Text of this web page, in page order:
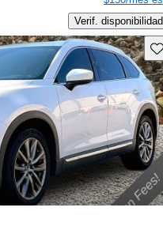
Verif. disponibilidad